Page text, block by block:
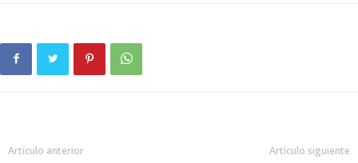
Artículo anterior Artículo siguiente